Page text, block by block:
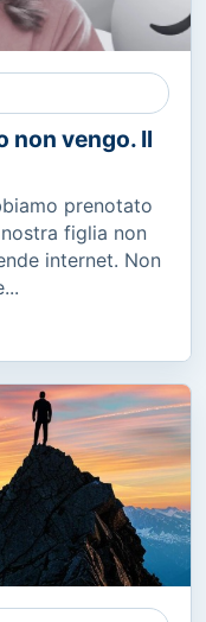
non vengo. Il
prenotato
figlia non
internet. Non